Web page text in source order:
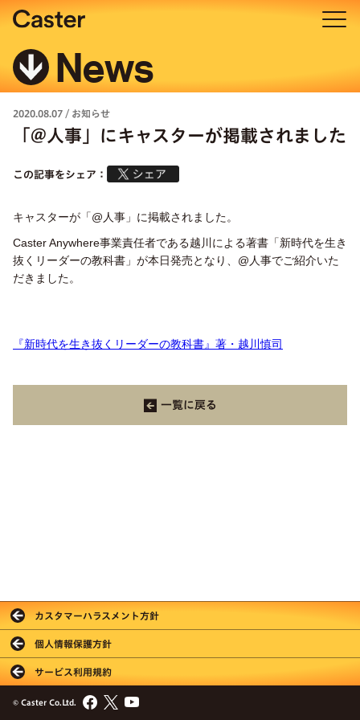
News
2020.08.07 / お知らせ
「@人事」にキャスターが掲載されました
この記事をシェア：
キャスターが「@人事」に掲載されました。
Caster Anywhere事業責任者である越川による著書「新時代を生き
抜くリーダーの教科書」が本日発売となり、@人事でご紹介いた
だきました。
『新時代を生き抜くリーダーの教科書』著・越川慎司
一覧に戻る
カスタマーハラスメント方針
個人情報保護方針
サービス利用規約
© Caster Co.Ltd.